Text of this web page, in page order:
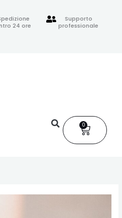
0
24 ore
Supporto
professionale